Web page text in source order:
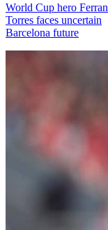
World Cup hero Ferran
Torres faces uncertain
Barcelona future